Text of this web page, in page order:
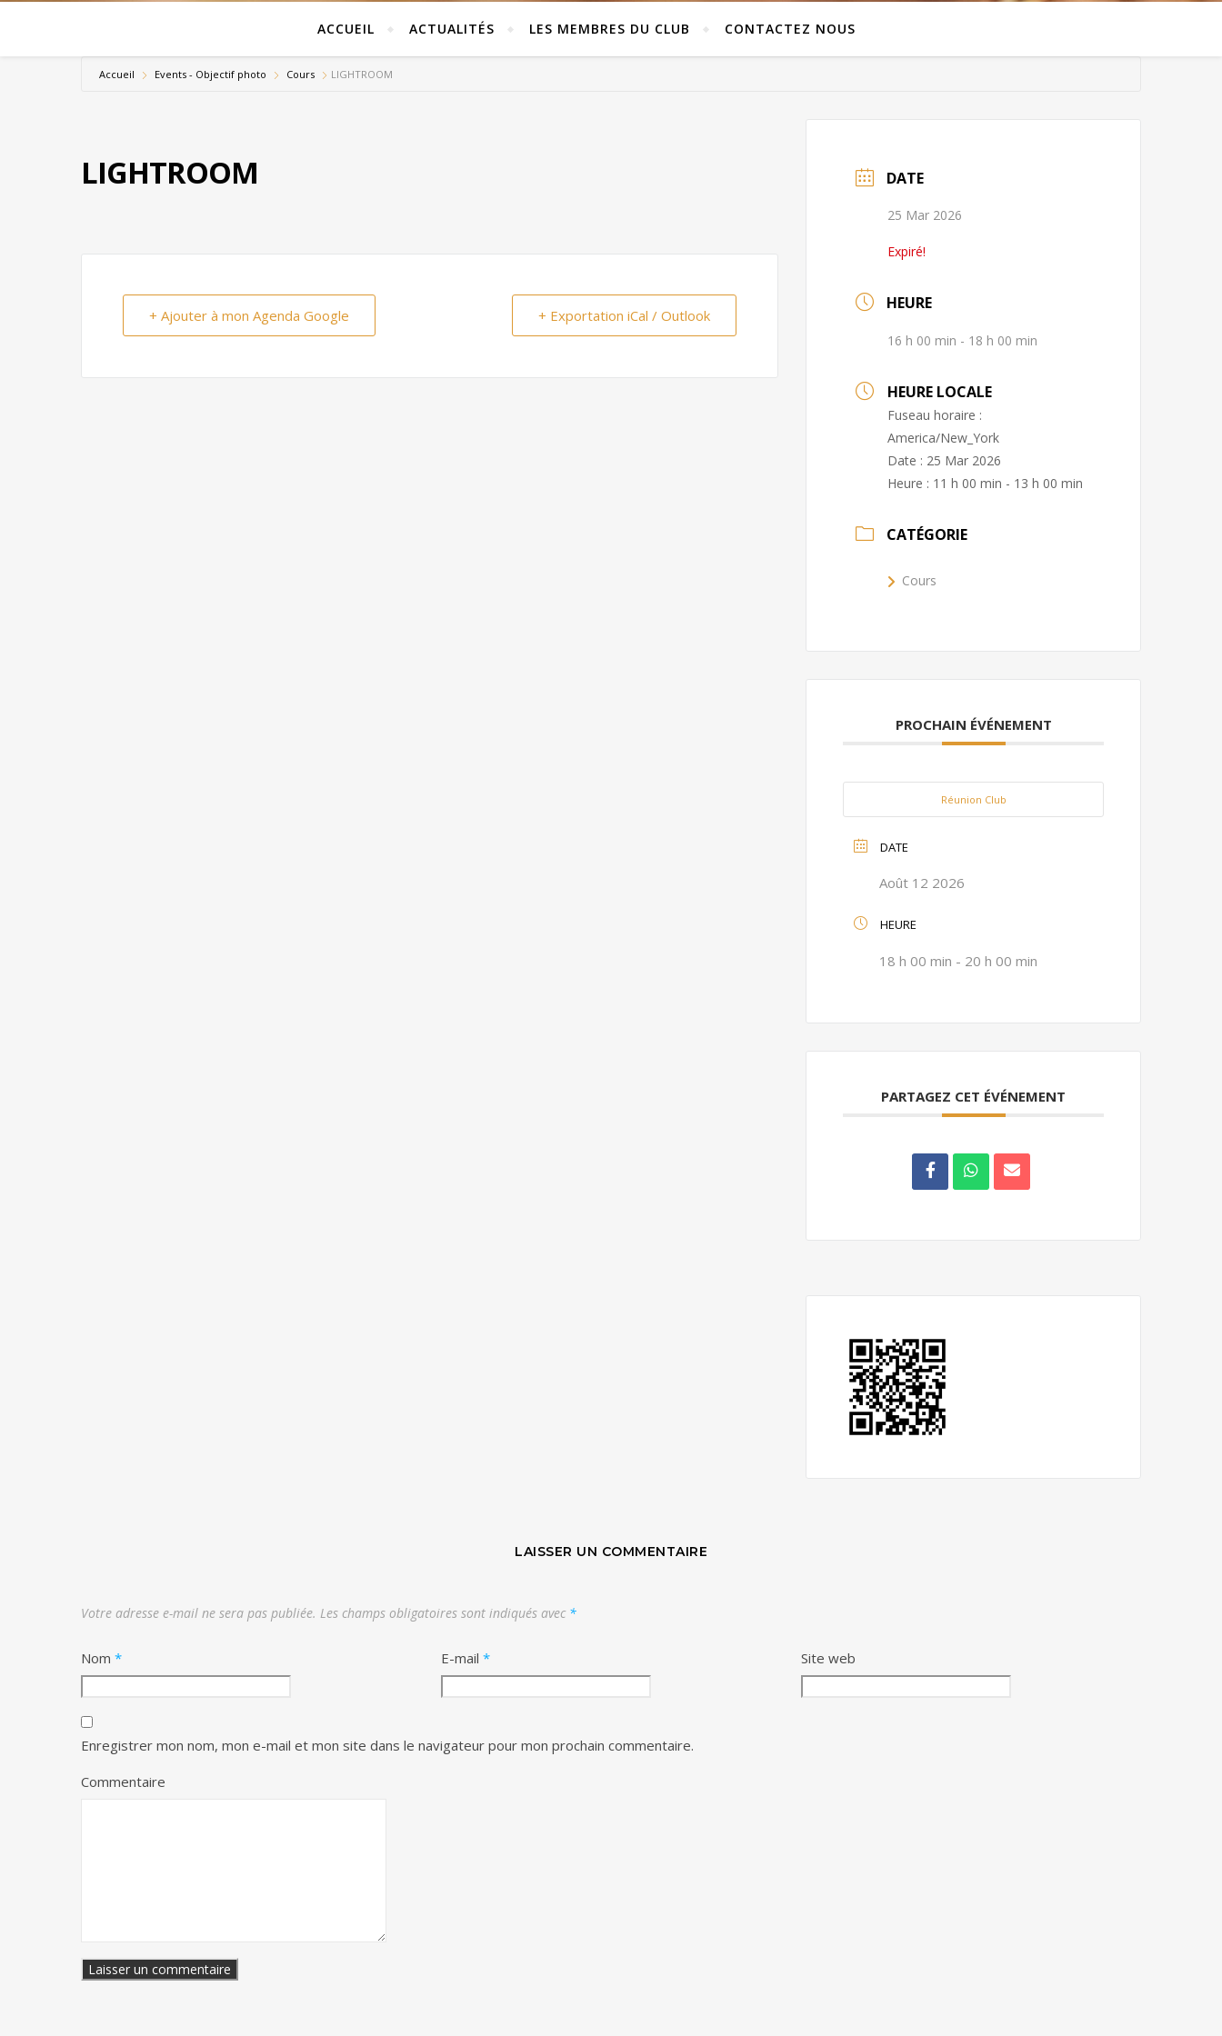
ACCUEIL ACTUALITÉS LES MEMBRES DU CLUB CONTACTEZ NOUS
Accueil Events - Objectif photo Cours LIGHTROOM
LIGHTROOM
+ Ajouter à mon Agenda Google + Exportation iCal / Outlook
DATE
25 Mar 2026
Expiré!
HEURE
16 h 00 min - 18 h 00 min
HEURE LOCALE
Fuseau horaire :
America/New_York
Date : 25 Mar 2026
Heure : 11 h 00 min - 13 h 00 min
CATÉGORIE
Cours
PROCHAIN ÉVÉNEMENT
Réunion Club
DATE
Août 12 2026
HEURE
18 h 00 min - 20 h 00 min
PARTAGEZ CET ÉVÉNEMENT
LAISSER UN COMMENTAIRE
Votre adresse e-mail ne sera pas publiée. Les champs obligatoires sont indiqués avec *
Nom * E-mail * Site web
Enregistrer mon nom, mon e-mail et mon site dans le navigateur pour mon prochain commentaire.
Commentaire